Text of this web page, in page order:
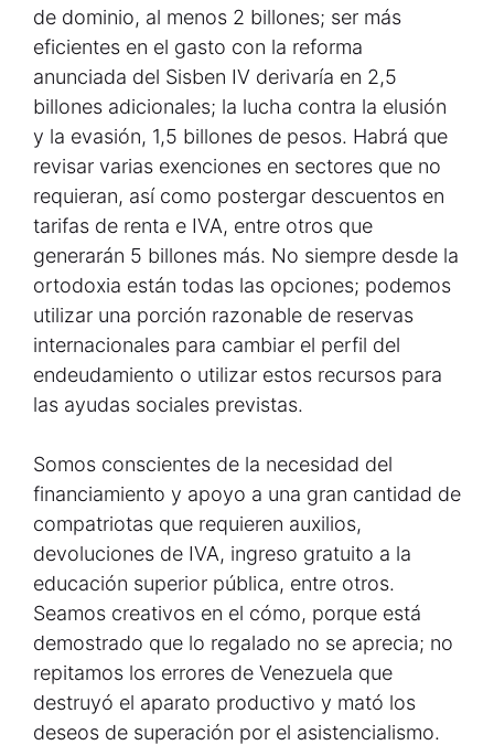
de dominio, al menos 2 billones; ser más
eficientes en el gasto con la reforma
anunciada del Sisben IV derivaría en 2,5
billones adicionales; la lucha contra la elusión
y la evasión, 1,5 billones de pesos. Habrá que
revisar varias exenciones en sectores que no
requieran, así como postergar descuentos en
tarifas de renta e IVA, entre otros que
generarán 5 billones más. No siempre desde la
ortodoxia están todas las opciones; podemos
utilizar una porción razonable de reservas
internacionales para cambiar el perfil del
endeudamiento o utilizar estos recursos para
las ayudas sociales previstas.
Somos conscientes de la necesidad del
financiamiento y apoyo a una gran cantidad de
compatriotas que requieren auxilios,
devoluciones de IVA, ingreso gratuito a la
educación superior pública, entre otros.
Seamos creativos en el cómo, porque está
demostrado que lo regalado no se aprecia; no
repitamos los errores de Venezuela que
destruyó el aparato productivo y mató los
deseos de superación por el asistencialismo.